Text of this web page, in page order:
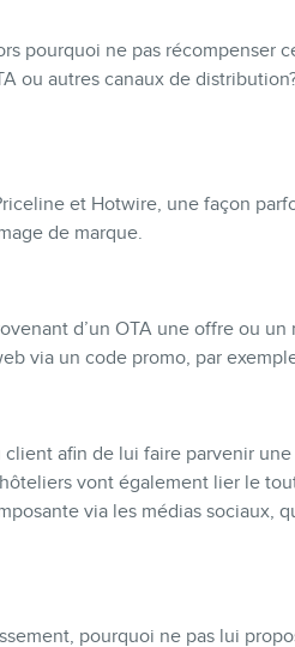
pourquoi ne pas récompenser
ou autres canaux de
et Hotwire, une façon
de marque.
d’un OTA une offre ou un
via un code promo, par
afin de lui faire parvenir
vont également lier le
via les médias sociaux,
pourquoi ne pas lui